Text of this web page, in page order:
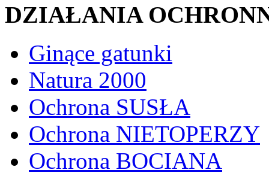
DZIAŁANIA
Ginące gatunki
Natura 2000
Ochrona SUSŁA
Ochrona NIETOPERZY
Ochrona BOCIANA